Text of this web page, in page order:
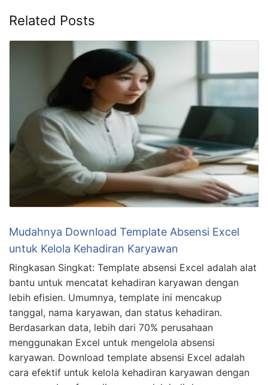
Related Posts
Mudahnya Download Template Absensi Excel
untuk Kelola Kehadiran Karyawan
Ringkasan Singkat: Template absensi Excel adalah alat
bantu untuk mencatat kehadiran karyawan dengan
lebih efisien. Umumnya, template ini mencakup
tanggal, nama karyawan, dan status kehadiran.
Berdasarkan data, lebih dari 70% perusahaan
menggunakan Excel untuk mengelola absensi
karyawan. Download template absensi Excel adalah
cara efektif untuk kelola kehadiran karyawan dengan